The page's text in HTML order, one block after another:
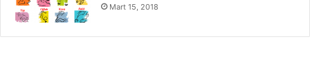
Mart 15, 2018